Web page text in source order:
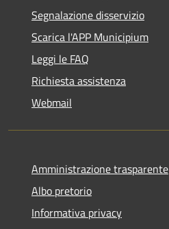
Segnalazione disservizio
Scarica l'APP Municipium
Leggi le FAQ
Richiesta assistenza
Webmail
Amministrazione trasparente
Albo pretorio
Informativa privacy